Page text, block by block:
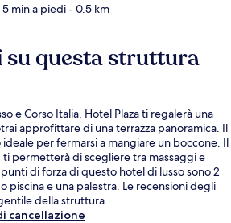
min a piedi- 0.5 km
questa struttura
e Corso Italia, Hotel Plaza ti regalerà una
approfittare di una terrazza panoramica. Il
per fermarsi a mangiare un boccone. Il
permetterà di scegliere tra massaggi e
di forza di questo hotel di lusso sono 2
piscina e una palestra. Le recensioni degli
della struttura.
cancellazione